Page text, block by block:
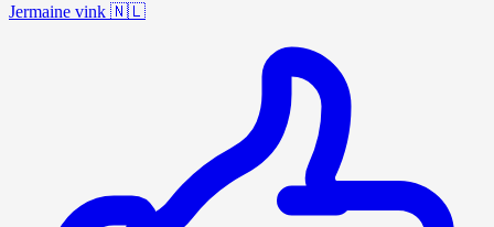
Jermaine vink 🇳🇱